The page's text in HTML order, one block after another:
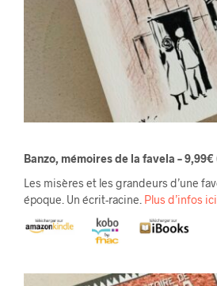
Banzo, mémoires de la favela – 9,99€
Les misères et les grandeurs d’une
époque. Un écrit-racine. Plus d’infos ici